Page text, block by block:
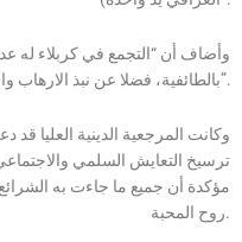
وأضاف أن “التجمع في كربلاء له
بالطائفية، فضلا عن نبذ الارهاب واي حركة تكفيرية”.
وكانت المرجعية الدينية العليا
ترسيخ التعايش السلمي
مؤكدة أن جميع ما جاءت به
روح المحبة.